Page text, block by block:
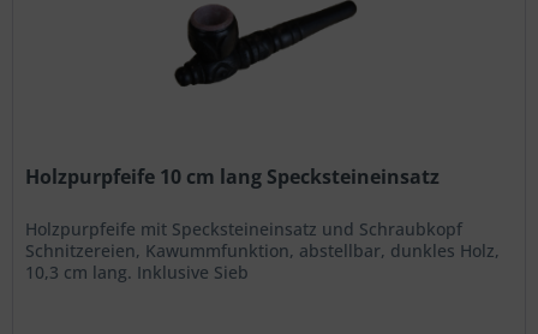
Holzpurpfeife 10 cm lang Specksteineinsatz
Holzpurpfeife mit Specksteineinsatz und Schraubkopf
Schnitzereien, Kawummfunktion, abstellbar, dunkles Holz,
10,3 cm lang. Inklusive Sieb